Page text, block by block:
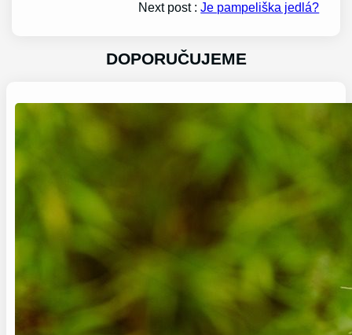
Next post :Je pampeliška jedlá?
DOPORUČUJEME